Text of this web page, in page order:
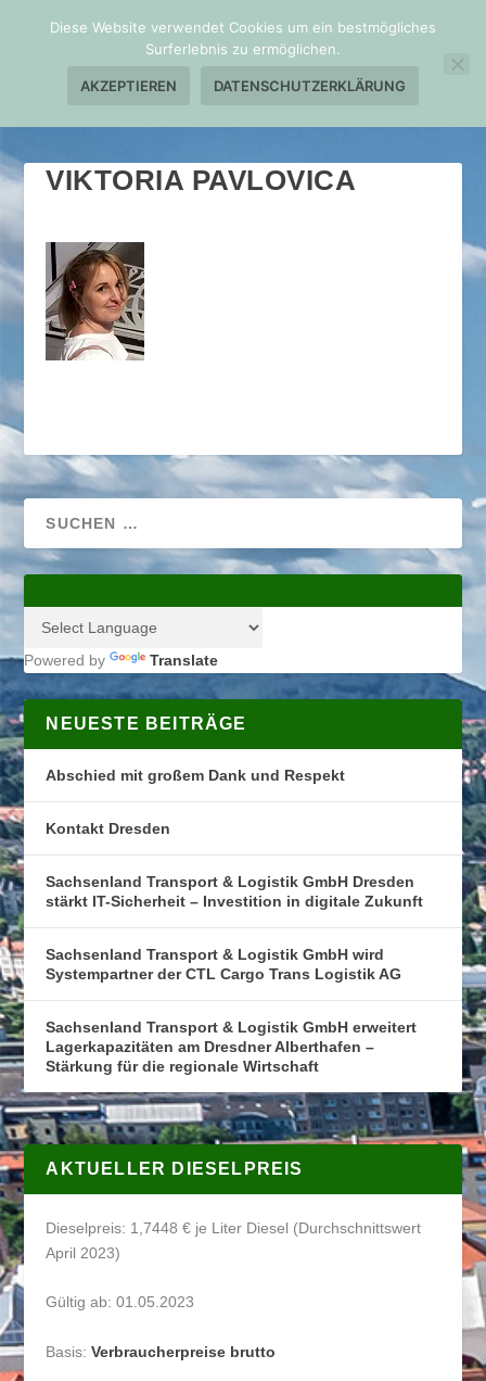
VIKTORIA PAVLOVICA
Powered by Translate
NEUESTE BEITRÄGE
Abschied mit großem Dank und Respekt
Kontakt Dresden
Sachsenland Transport & Logistik GmbH Dresden
stärkt IT-Sicherheit – Investition in digitale Zukunft
Sachsenland Transport & Logistik GmbH wird
Systempartner der CTL Cargo Trans Logistik AG
Sachsenland Transport & Logistik GmbH erweitert
Lagerkapazitäten am Dresdner Alberthafen –
Stärkung für die regionale Wirtschaft
AKTUELLER DIESELPREIS
Dieselpreis: 1,7448 € je Liter Diesel (Durchschnittswert
April 2023)
Gültig ab: 01.05.2023
Basis:Verbraucherpreise brutto
Diese Website verwendet Cookies um ein bestmögliches
Surferlebnis zu ermöglichen.
AKZEPTIEREN DATENSCHUTZERKLÄRUNG